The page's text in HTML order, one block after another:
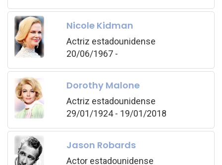
Nicole Kidman
Actriz estadounidense
20/06/1967 -
Dorothy Malone
Actriz estadounidense
29/01/1924 - 19/01/2018
Jason Robards
Actor estadounidense